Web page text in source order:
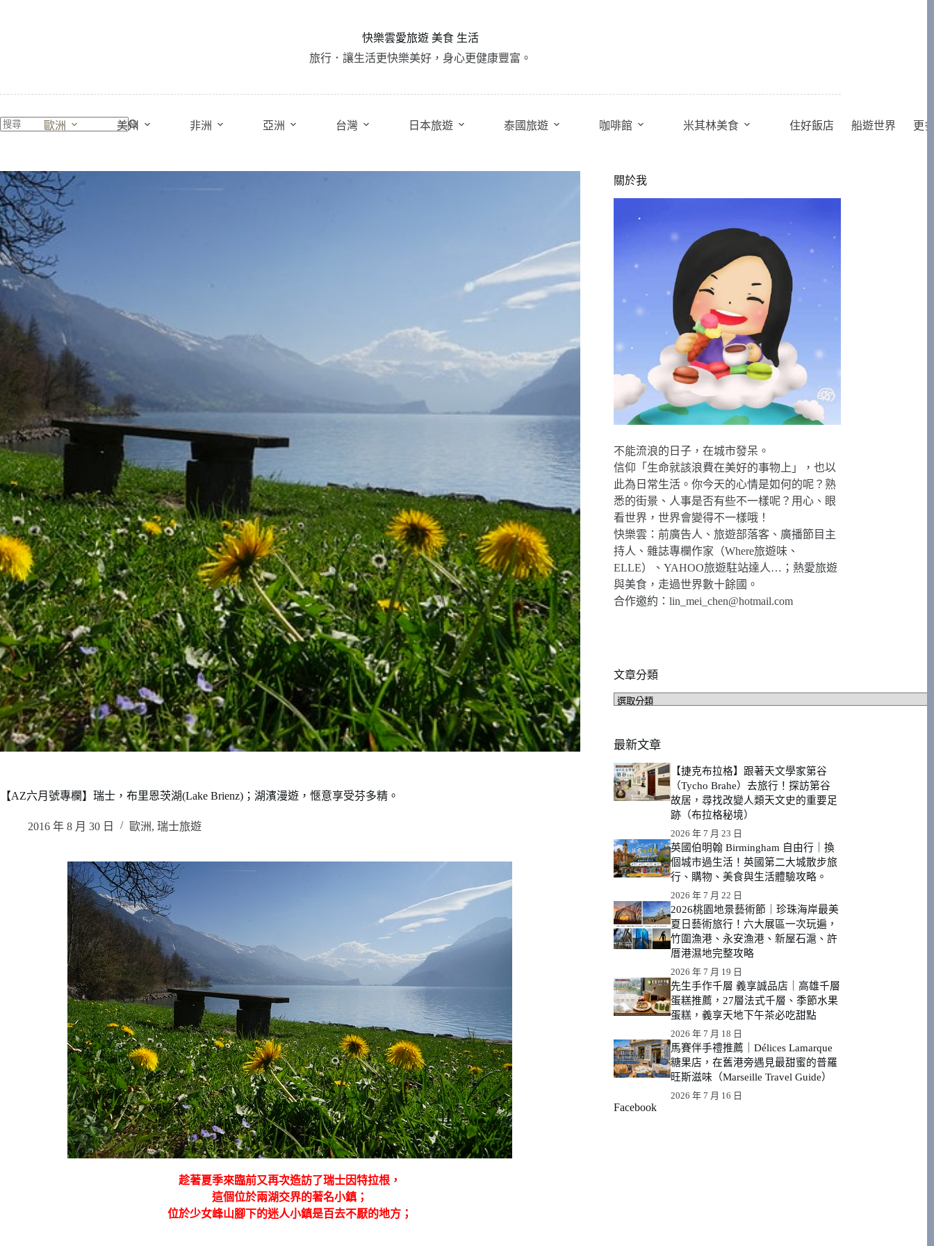
容
快樂雲愛旅遊 美食 生活
旅行．讓生活更快樂美好，身心更健康豐富。
歐洲 美州 非洲 亞洲 台灣 日本旅遊 泰國旅遊 咖啡館 米其林美食 住好飯店 船遊世界 更
【AZ六月號專欄】瑞士，布里恩茨湖(Lake Brienz)；湖濱漫遊，愜意享受芬多精。
2016 年 8 月 30 日 歐洲, 瑞士旅遊
趁著夏季來臨前又再次造訪了瑞士因特拉根，
這個位於兩湖交界的著名小鎮；
位於少女峰山腳下的迷人小鎮是百去不厭的地方；
關於我
不能流浪的日子，在城市發呆。
信仰「生命就該浪費在美好的事物上」，也以
此為日常生活。你今天的心情是如何的呢？熟
悉的街景、人事是否有些不一樣呢？用心、眼
看世界，世界會變得不一樣哦！
快樂雲：前廣告人、旅遊部落客、廣播節目主
持人、雜誌專欄作家（Where旅遊味、
ELLE）、YAHOO旅遊駐站達人…；熱愛旅遊
與美食，走過世界數十餘國。
合作邀約：lin_mei_chen@hotmail.com
文章分類
文
類
最新文章
【捷克布拉格】跟著天文學家第谷
（Tycho Brahe）去旅行！探訪第谷
故居，尋找改變人類天文史的重要足
跡（布拉格秘境）
2026 年 7 月 23 日
英國伯明翰 Birmingham 自由行｜換
個城市過生活！英國第二大城散步旅
行、購物、美食與生活體驗攻略。
2026 年 7 月 22 日
2026桃園地景藝術節｜珍珠海岸最美
夏日藝術旅行！六大展區一次玩遍，
竹圍漁港、永安漁港、新屋石滬、許
厝港濕地完整攻略
2026 年 7 月 19 日
先生手作千層 義享誠品店｜高雄千層
蛋糕推薦，27層法式千層、季節水果
蛋糕，義享天地下午茶必吃甜點
2026 年 7 月 18 日
馬賽伴手禮推薦｜Délices Lamarque
糖果店，在舊港旁遇見最甜蜜的普羅
旺斯滋味（Marseille Travel Guide）
2026 年 7 月 16 日
Facebook